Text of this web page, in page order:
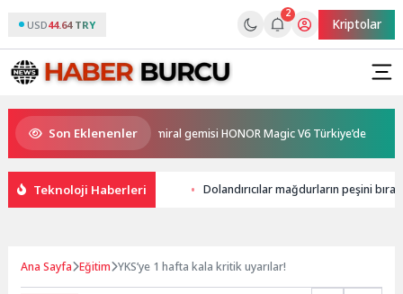
USD44.64 TRY
2
Kriptolar
Son Eklenenler
ve en güçlü katlanabilir amiral gemisi HONOR Magic V6 Türkiye’de
Teknoloji Haberleri Dolandırıcılar mağdurların peşini
Ana Sayfa Eğitim YKS’ye 1 hafta kala kritik uyarılar!